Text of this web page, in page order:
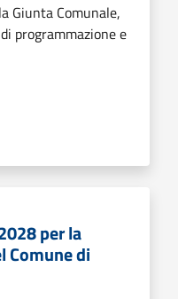
Giunta Comunale,
programmazione e
per la
Comune di